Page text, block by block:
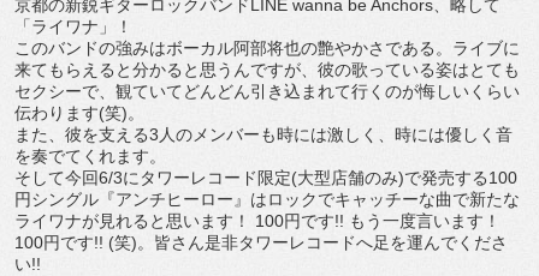
京都の新鋭ギターロックバンドLINE wanna be Anchors、略して
「ライワナ」！
このバンドの強みはボーカル阿部将也の艶やかさである。ライブに
来てもらえると分かると思うんですが、彼の歌っている姿はとても
セクシーで、観ていてどんどん引き込まれて行くのが悔しいくらい
伝わります(笑)。
また、彼を支える3人のメンバーも時には激しく、時には優しく音
を奏でてくれます。
そして今回6/3にタワーレコード限定(大型店舗のみ)で発売する100
円シングル『アンチヒーロー』はロックでキャッチーな曲で新たな
ライワナが見れると思います！ 100円です!! もう一度言います！
100円です!! (笑)。皆さん是非タワーレコードへ足を運んでくださ
い!!